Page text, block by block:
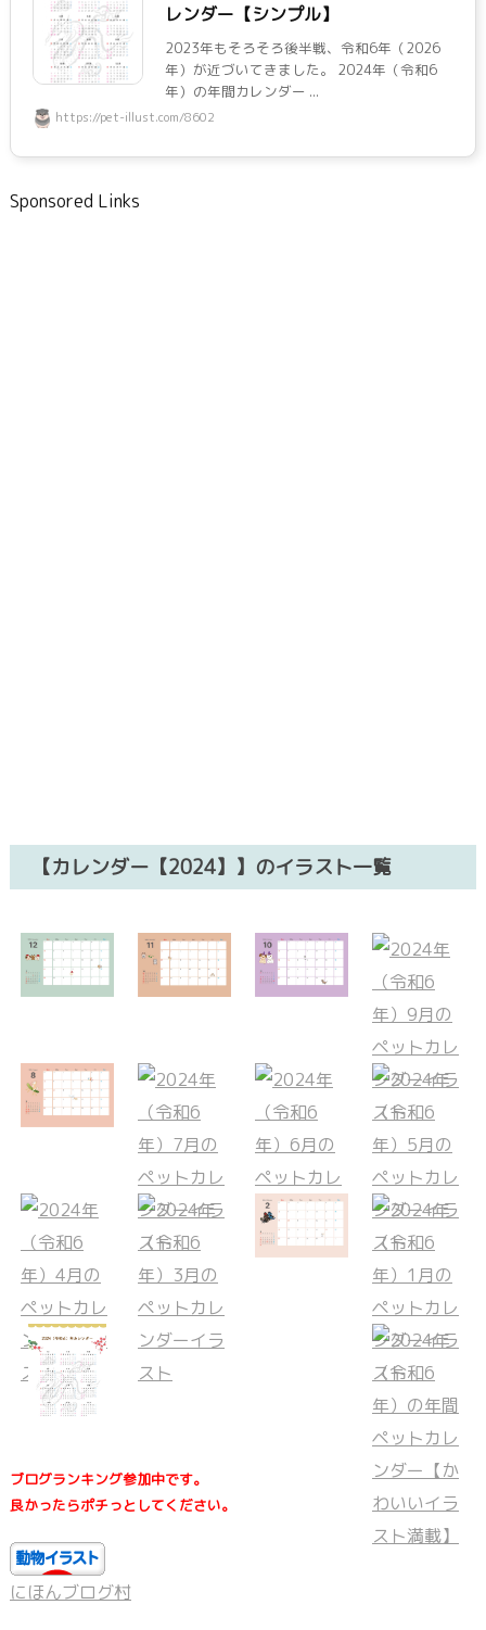
レンダー【シンプル】
2023年もそろそろ後半戦、令和6年（2026
年）が近づいてきました。 2024年（令和6
年）の年間カレンダー ...
https://pet-illust.com/8602
Sponsored Links
【カレンダー【2024】】のイラスト一覧
ブログランキング参加中です。
良かったらポチっとしてください。
にほんブログ村